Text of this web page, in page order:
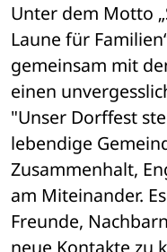
Unter dem Motto
Laune für
gemeinsam mit
einen
"Unser Dorffest
lebendige
Zusammenhalt,
am Miteinander.
Freunde,